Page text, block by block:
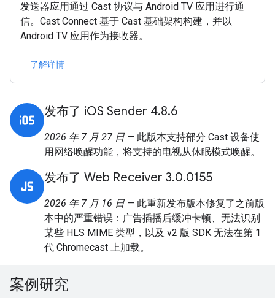
发送器应用通过 Cast 协议与 Android TV 应用进行通
信。Cast Connect 基于 Cast 基础架构构建，并以
Android TV 应用作为接收器。
了解详情
发布了 iOS Sender 4.8.6
2026 年 7 月 27 日 — 此版本支持部分 Cast 设备使
用网络唤醒功能，将支持的电视从休眠模式唤醒。
发布了 Web Receiver 3.0.0155
2026 年 7 月 16 日 — 此重新发布版本修复了之前版
本中的严重错误：广告插播后缓冲卡顿、无法识别
某些 HLS MIME 类型，以及 v2 版 SDK 无法在第 1
代 Chromecast 上加载。
案例研究